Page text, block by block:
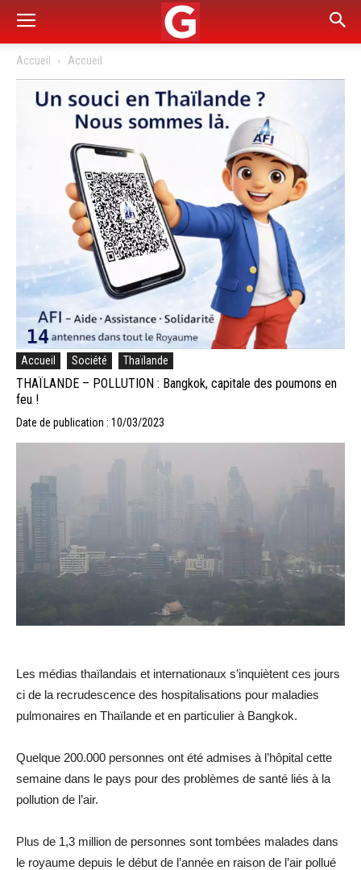
Accueil Accueil
Accueil Société Thaïlande
THAÏLANDE – POLLUTION : Bangkok, capitale des poumons en
feu !
Date de publication : 10/03/2023
Les médias thaïlandais et internationaux s’inquiètent ces jours
ci de la recrudescence des hospitalisations pour maladies
pulmonaires en Thaïlande et en particulier à Bangkok.
Quelque 200.000 personnes ont été admises à l’hôpital cette
semaine dans le pays pour des problèmes de santé liés à la
pollution de l’air.
Plus de 1,3 million de personnes sont tombées malades dans
le royaume depuis le début de l’année en raison de l’air pollué